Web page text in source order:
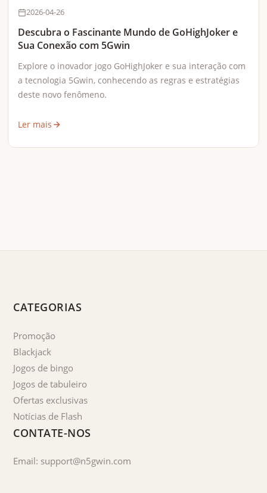
2026-04-26
Descubra o Fascinante Mundo de GoHighJoker e
Sua Conexão com 5Gwin
Explore o inovador jogo GoHighJoker e sua interação com
a tecnologia 5Gwin, conhecendo as regras e estratégias
deste novo fenômeno.
Ler mais
CATEGORIAS
Promoção
Blackjack
Jogos de bingo
Jogos de tabuleiro
Ofertas exclusivas
Notícias de Flash
CONTATE-NOS
Email: support@n5gwin.com